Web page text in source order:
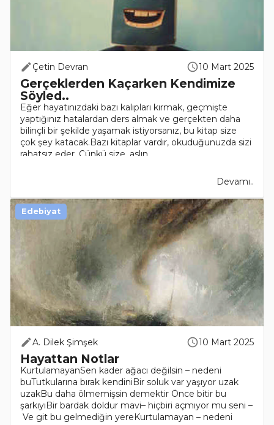
Çetin Devran 10 Mart 2025
Gerçeklerden Kaçarken Kendimize
Söyled..
Eğer hayatınızdaki bazı kalıpları kırmak, geçmişte
yaptığınız hatalardan ders almak ve gerçekten daha
bilinçli bir şekilde yaşamak istiyorsanız, bu kitap size
çok şey katacak.Bazı kitaplar vardır, okuduğunuzda sizi
rahatsız eder. Çünkü size, aslın..
Devamı..
A. Dilek Şimşek 10 Mart 2025
Hayattan Notlar
KurtulamayanSen kader ağacı değilsin – nedeni
buTutkularına bırak kendiniBir soluk var yaşıyor uzak
uzakBu daha ölmemişsin demektir Önce bitir bu
şarkıyıBir bardak doldur mavi– hiçbiri açmıyor mu seni –
Ve git bu gelmediğin yereKurtulamayan – nedeni
Edebiyat